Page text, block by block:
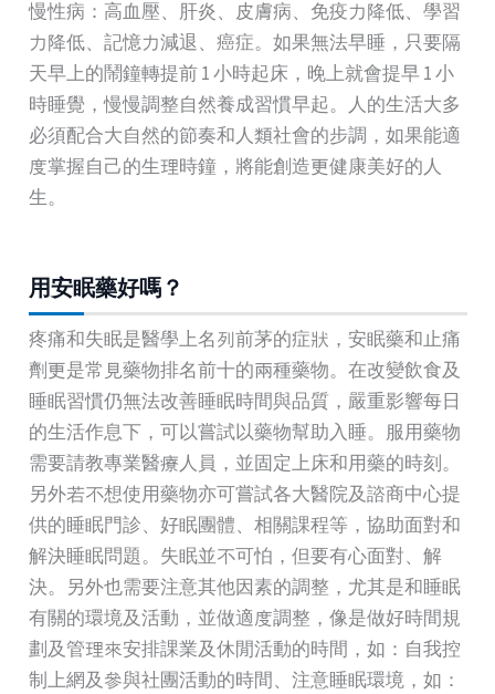
慢性病：高血壓、肝炎、皮膚病、免疫力降低、學習
力降低、記憶力減退、癌症。如果無法早睡，只要隔
天早上的鬧鐘轉提前 1 小時起床，晚上就會提早 1 小
時睡覺，慢慢調整自然養成習慣早起。人的生活大多
必須配合大自然的節奏和人類社會的步調，如果能適
度掌握自己的生理時鐘，將能創造更健康美好的人
生。
用安眠藥好嗎？
疼痛和失眠是醫學上名列前茅的症狀，安眠藥和止痛
劑更是常見藥物排名前十的兩種藥物。在改變飲食及
睡眠習慣仍無法改善睡眠時間與品質，嚴重影響每日
的生活作息下，可以嘗試以藥物幫助入睡。服用藥物
需要請教專業醫療人員，並固定上床和用藥的時刻。
另外若不想使用藥物亦可嘗試各大醫院及諮商中心提
供的睡眠門診、好眠團體、相關課程等，協助面對和
解決睡眠問題。失眠並不可怕，但要有心面對、解
決。另外也需要注意其他因素的調整，尤其是和睡眠
有關的環境及活動，並做適度調整，像是做好時間規
劃及管理來安排課業及休閒活動的時間，如：自我控
制上網及參與社團活動的時間、注意睡眠環境，如：